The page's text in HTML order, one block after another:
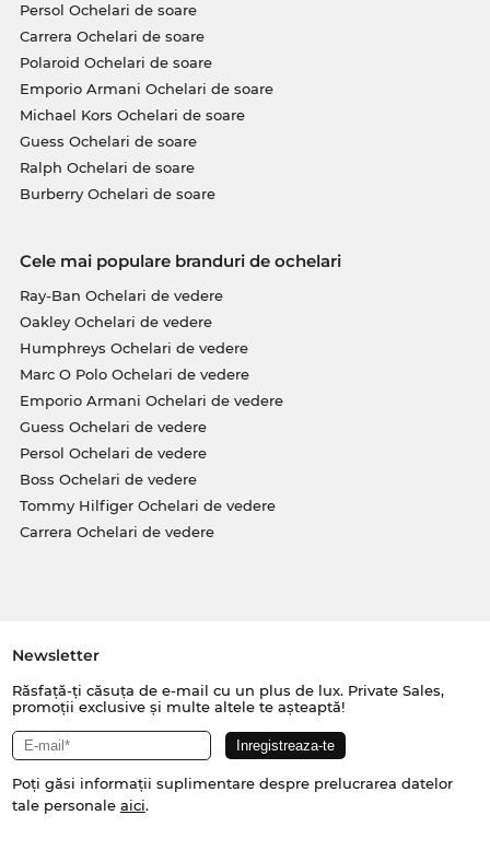
Persol Ochelari de soare
Carrera Ochelari de soare
Polaroid Ochelari de soare
Emporio Armani Ochelari de soare
Michael Kors Ochelari de soare
Guess Ochelari de soare
Ralph Ochelari de soare
Burberry Ochelari de soare
Cele mai populare branduri de ochelari
Ray-Ban Ochelari de vedere
Oakley Ochelari de vedere
Humphreys Ochelari de vedere
Marc O Polo Ochelari de vedere
Emporio Armani Ochelari de vedere
Guess Ochelari de vedere
Persol Ochelari de vedere
Boss Ochelari de vedere
Tommy Hilfiger Ochelari de vedere
Carrera Ochelari de vedere
Newsletter
Răsfață-ți căsuța de e-mail cu un plus de lux. Private Sales,
promoții exclusive și multe altele te așteaptă!
Poți găsi informații suplimentare despre prelucrarea datelor
tale personale aici.